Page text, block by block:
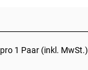
pro 1 Paar (inkl. MwSt.)